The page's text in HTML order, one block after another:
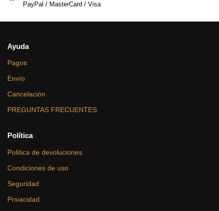
PayPal / MasterCard / Visa
Ayuda
Pagos
Envío
Cancelación
PREGUNTAS FRECUENTES
Política
Política de devoluciones
Condiciones de uso
Seguridad
Privacidad